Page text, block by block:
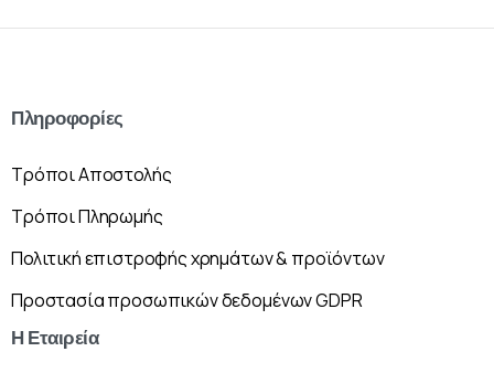
Πληροφορίες
Τρόποι Αποστολής
Τρόποι Πληρωμής
Πολιτική επιστροφής χρημάτων & προϊόντων
Προστασία προσωπικών δεδομένων GDPR
Η Εταιρεία